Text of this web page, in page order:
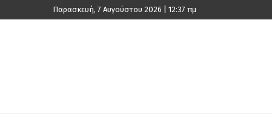
Παρασκευή, 7 Αυγούστου 2026 | 12:37 πμ